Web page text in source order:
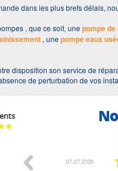
dans les plus brefs délais,
, que ce soit, unepompe
, unepompe eaux
disposition son service de
de perturbation de vos
07.07.2026